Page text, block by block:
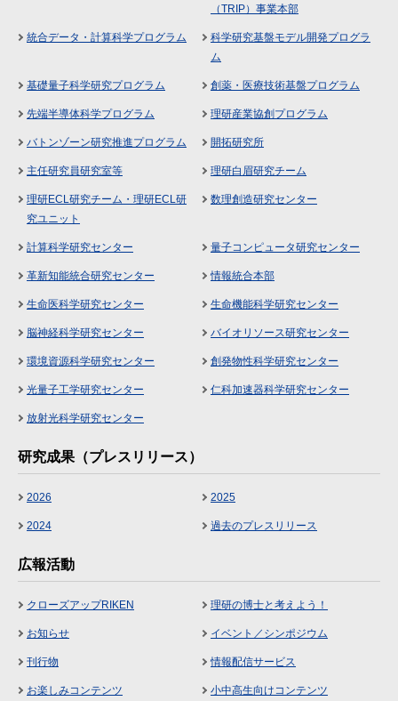
（TRIP）事業本部
統合データ・計算科学プログラム
科学研究基盤モデル開発プログラ
ム
基礎量子科学研究プログラム 創薬・医療技術基盤プログラム
先端半導体科学プログラム 理研産業協創プログラム
バトンゾーン研究推進プログラム 開拓研究所
主任研究員研究室等 理研白眉研究チーム
理研ECL研究チーム・理研ECL研
究ユニット
数理創造研究センター
計算科学研究センター 量子コンピュータ研究センター
革新知能統合研究センター 情報統合本部
生命医科学研究センター 生命機能科学研究センター
脳神経科学研究センター バイオリソース研究センター
環境資源科学研究センター 創発物性科学研究センター
光量子工学研究センター 仁科加速器科学研究センター
放射光科学研究センター
研究成果（プレスリリース）
2026 2025
2024 過去のプレスリリース
広報活動
クローズアップRIKEN 理研の博士と考えよう！
お知らせ イベント／シンポジウム
刊行物 情報配信サービス
お楽しみコンテンツ 小中高生向けコンテンツ